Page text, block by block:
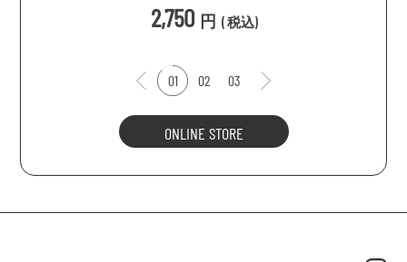
2,750 円 (税込)
01 02 03
ONLINE STORE